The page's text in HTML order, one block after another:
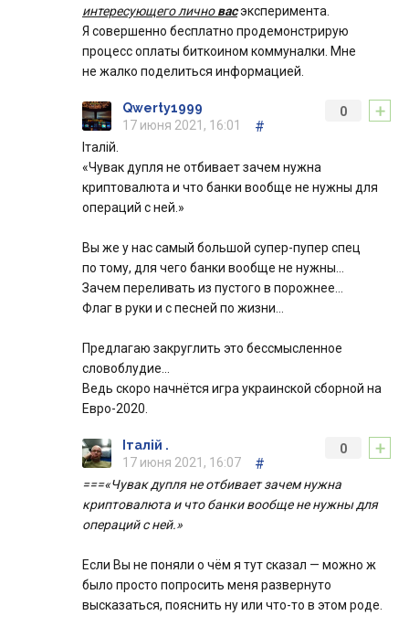
интересующего личновасэксперимента.
Я совершенно бесплатно продемонстрирую
процесс оплаты биткоином коммуналки. Мне
не жалко поделиться информацией.
+
0
Qwerty1999
17 июня 2021, 16:01
#
Італій.
«Чувак дупля не отбивает зачем нужна
криптовалюта и что банки вообще не нужны для
операций с ней.»
Вы же у нас самый большой супер-пупер спец
по тому, для чего банки вообще не нужны…
Зачем переливать из пустого в порожнее…
Флаг в руки и с песней по жизни…
Предлагаю закруглить это бессмысленное
словоблудие…
Ведь скоро начнётся игра украинской сборной на
Евро-2020.
+
0
Італій .
17 июня 2021, 16:07
#
===«Чувак дупля не отбивает зачем нужна
криптовалюта и что банки вообще не нужны для
операций с ней.»
Если Вы не поняли о чём я тут сказал — можно ж
было просто попросить меня развернуто
высказаться, пояснить ну или что-то в этом роде.